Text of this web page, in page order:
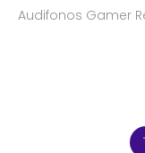
Audifonos Gamer